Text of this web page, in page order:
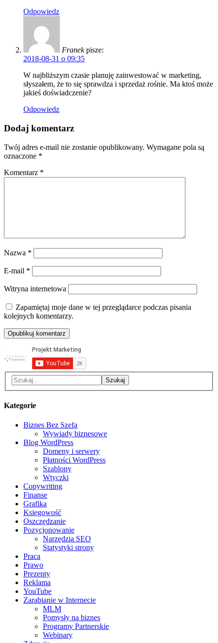
Odpowiedz
Franek pisze:
2018-08-31 o 09:35
W najbliższym czasie planuję zainwestować w marketing,
słyszałem, że to się sprawdza i sprzedaż rośnie. Ma ktoś może
jakieś doświadczenie?
Odpowiedz
Dodaj komentarz
Twój adres e-mail nie zostanie opublikowany. Wymagane pola są
oznaczone *
Komentarz *
Nazwa *
E-mail *
Witryna internetowa
Zapamiętaj moje dane w tej przeglądarce podczas pisania
kolejnych komentarzy.
Kategorie
Biznes Bez Szefa
Wywiady biznesowe
Blog WordPress
Domeny i serwery
Płatności WordPress
Szablony
Wtyczki
Copywriting
Finanse
Grafika
Księgowość
Oszczędzanie
Pozycjonowanie
Narzędzia SEO
Statystyki strony
Praca
Prawo
Prezenty
Reklama
YouTube
Zarabianie w Internecie
MLM
Pomysły na biznes
Programy Partnerskie
Webinary